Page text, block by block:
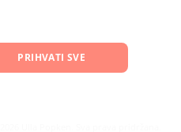
PRIHVATI SVE